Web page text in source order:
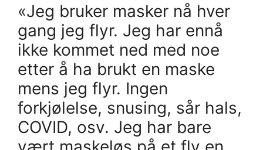
«Jeg bruker masker nå hver
gang jeg flyr. Jeg har ennå
ikke kommet ned med noe
etter å ha brukt en maske
mens jeg flyr. Ingen
forkjølelse, snusing, sår hals,
COVID, osv. Jeg har bare